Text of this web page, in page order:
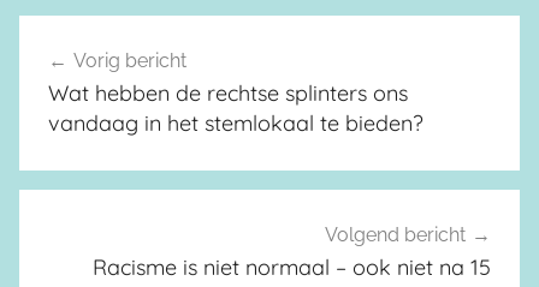
Berichtnavigatie
Vorig bericht
Wat hebben de rechtse splinters ons
vandaag in het stemlokaal te bieden?
Volgend bericht
Racisme is niet normaal – ook niet na 15